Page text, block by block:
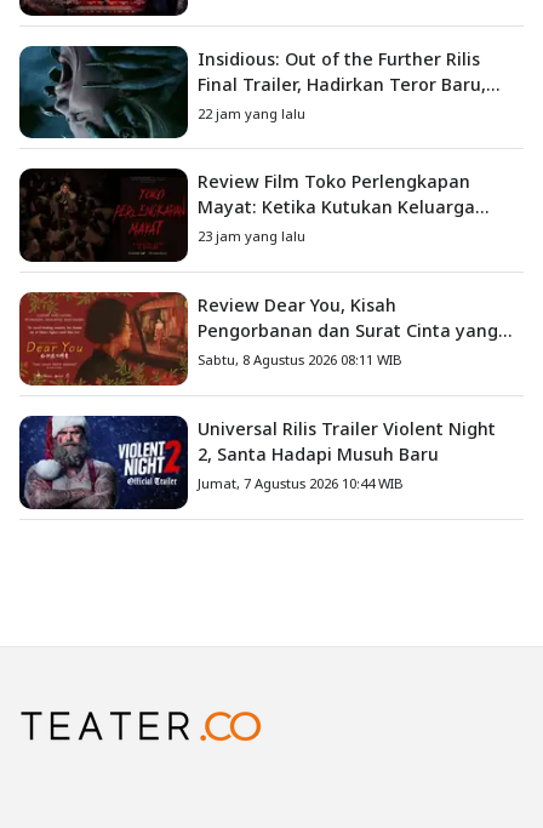
Insidious: Out of the Further Rilis
Final Trailer, Hadirkan Teror Baru,
Iblis Kini Masuk ke Dunia Manusia
22 jam yang lalu
Review Film Toko Perlengkapan
Mayat: Ketika Kutukan Keluarga
Menjadi Sumber Teror yang
23 jam yang lalu
Review Dear You, Kisah
Pengorbanan dan Surat Cinta yang
Menyentuh Hati
Sabtu, 8 Agustus 2026 08:11 WIB
Universal Rilis Trailer Violent Night
2, Santa Hadapi Musuh Baru
Jumat, 7 Agustus 2026 10:44 WIB